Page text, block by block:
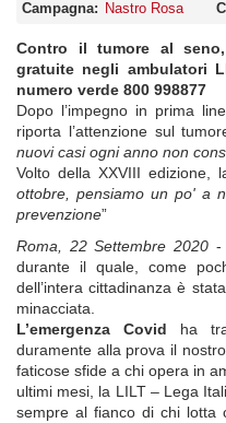
Campagna Nastro Rosa
Contro il tumore al
gratuite negli ambulatori
numero verde 800 998877
Dopo l’impegno in prima
riporta l’attenzione sul
nuovi casi ogni anno non
Volto della XXVIII edizione,
ottobre, pensiamo un po' a
prevenzione”
Roma, 22 Settembre 2020 -
durante il quale, come
dell’intera cittadinanza è
minacciata.
L’emergenza Covid ha
duramente alla prova il
faticose sfide a chi opera in
ultimi mesi, la LILT – Lega
sempre al fianco di chi lotta